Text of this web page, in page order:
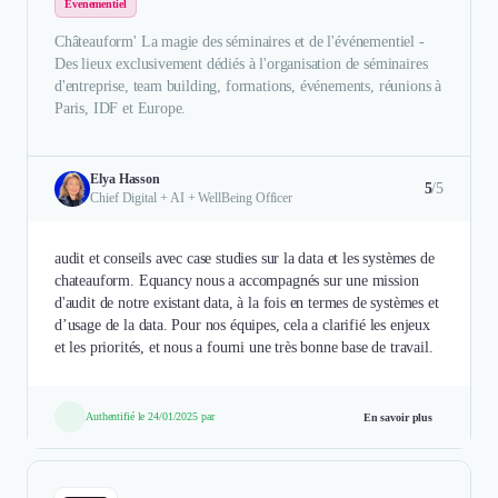
Evenementiel
Châteauform' La magie des séminaires et de l'événementiel -
Des lieux exclusivement dédiés à l'organisation de séminaires
d'entreprise, team building, formations, événements, réunions à
Paris, IDF et Europe.
Elya Hasson
Chief Digital + AI + WellBeing Officer
5/5
audit et conseils avec case studies sur la data et les systèmes de
chateauform. Equancy nous a accompagnés sur une mission
d'audit de notre existant data, à la fois en termes de systèmes et
d’usage de la data. Pour nos équipes, cela a clarifié les enjeux
et les priorités, et nous a fourni une très bonne base de travail.
Authentifié le 24/01/2025 par En savoir plus